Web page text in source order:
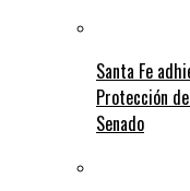
Santa Fe
Protección
Senado